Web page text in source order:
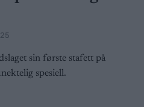
sin første stafett på
spesiell.